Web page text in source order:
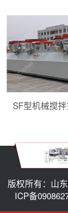
SF型机械搅
版权所有：山
ICP备